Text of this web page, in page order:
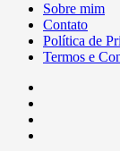
Sobre mim
Contato
Política de
Termos e